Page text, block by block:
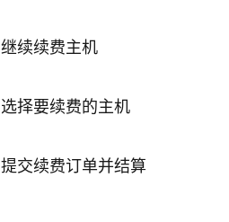
继续续费主机
选择要续费的主机
提交续费订单并结算